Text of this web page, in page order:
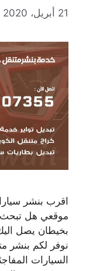
21 أبريل، 2020
اقرب بنشر
موقعي هل تبحث
نوفر لكم بنشر
السيارات